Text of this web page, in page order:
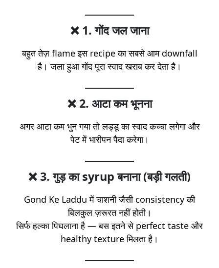
❌ 1. गोंद जल जाना
बहुत तेज़ flame इस recipe का सबसे आम downfall
है। जला हुआ गोंद पूरा स्वाद खराब कर देता है।
❌ 2. आटा कम भूनना
अगर आटा कम भुन गया तो लड्डू का स्वाद कच्चा लगेगा और
पेट में भारीपन पैदा करेगा।
❌3. गुड़ का syrup बनाना(बड़ी गलती)
Gond Ke Laddu में चाशनी जैसी consistency की
बिलकुल ज़रूरत नहीं होती।
सिर्फ हल्का पिघलाना है — बस इतने से perfect taste और
healthy texture मिलता है।